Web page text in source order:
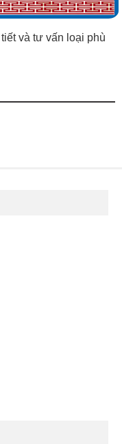
và tư vấn loại phù